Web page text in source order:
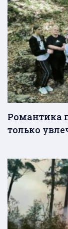
Романтика
только